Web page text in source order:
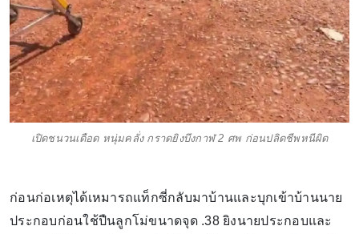
เปิดชนวนเดือด หนุ่มคลั่ง กราดยิงบึงกาฬ 2 ศพ ก่อนปลิดชีพหนีผิด
ก่อนก่อเหตุได้เหมารถแท็กซี่กลับมาบ้านและบุกเข้าบ้านนาย
ประกอบก่อนใช้ปืนลูกโม่ขนาดจุด .38 ยิงนายประกอบและ